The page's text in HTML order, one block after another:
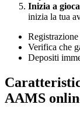
Inizia a
inizia la tua
Verifica che
Depositi
AAMS